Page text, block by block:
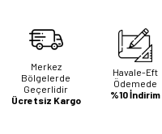
Merkez
Bölgelerde
Geçerlidir
Ücretsiz Kargo
Havale-Eft
Ödemede
%10 İndirim